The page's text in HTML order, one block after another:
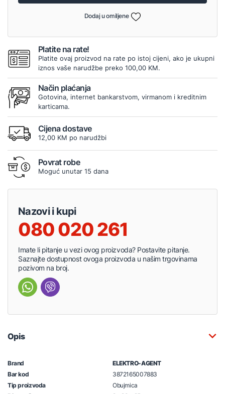
Dodaj u omiljene
Platite na rate!
Platite ovaj proizvod na rate po istoj cijeni, ako je ukupni
iznos vaše narudžbe preko 100,00 KM.
Način plaćanja
Gotovina, internet bankarstvom, virmanom i kreditnim
karticama.
Cijena dostave
12,00 KM po narudžbi
Povrat robe
Moguć unutar 15 dana
Nazovi i kupi
080 020 261
Imate li pitanje u vezi ovog proizvoda? Postavite pitanje.
Saznajte dostupnost ovoga proizvoda u našim trgovinama
pozivom na broj.
Opis
Brand
ELEKTRO-AGENT
Bar kod
3872165007883
Tip proizvoda
Obujmica